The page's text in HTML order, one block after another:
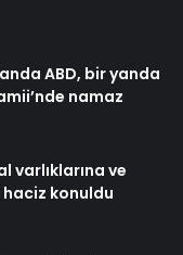
ABD, bir yanda
namaz
varlıklarına ve
konuldu